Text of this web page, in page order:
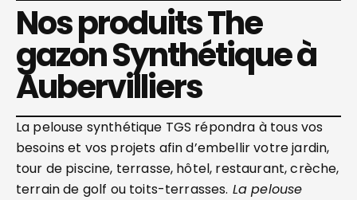
Nos produits The
gazon Synthétique à
Aubervilliers
La pelouse synthétique TGS répondra à tous vos
besoins et vos projets afin d’embellir votre jardin,
tour de piscine, terrasse, hôtel, restaurant, crèche,
terrain de golf ou toits-terrasses. La pelouse